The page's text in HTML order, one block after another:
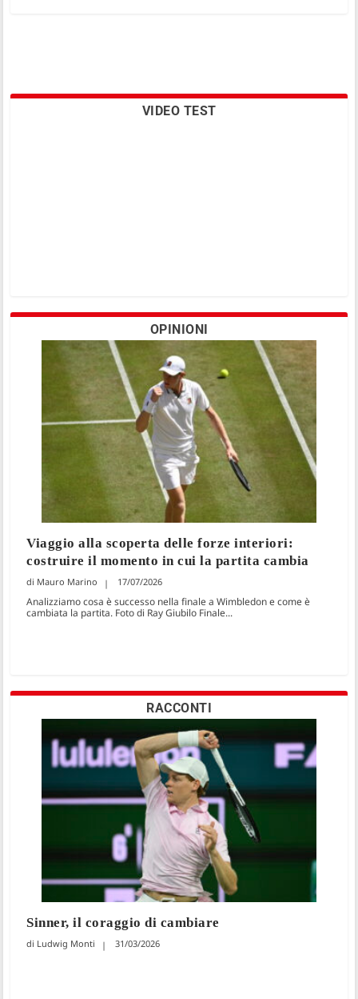
VIDEO TEST
OPINIONI
Viaggio alla scoperta delle forze interiori:
costruire il momento in cui la partita cambia
Mauro Marino 17/07/2026
Analizziamo cosa è successo nella finale a Wimbledon e come è
cambiata la partita. Foto di Ray Giubilo Finale...
RACCONTI
Sinner, il coraggio di cambiare
Ludwig Monti 31/03/2026